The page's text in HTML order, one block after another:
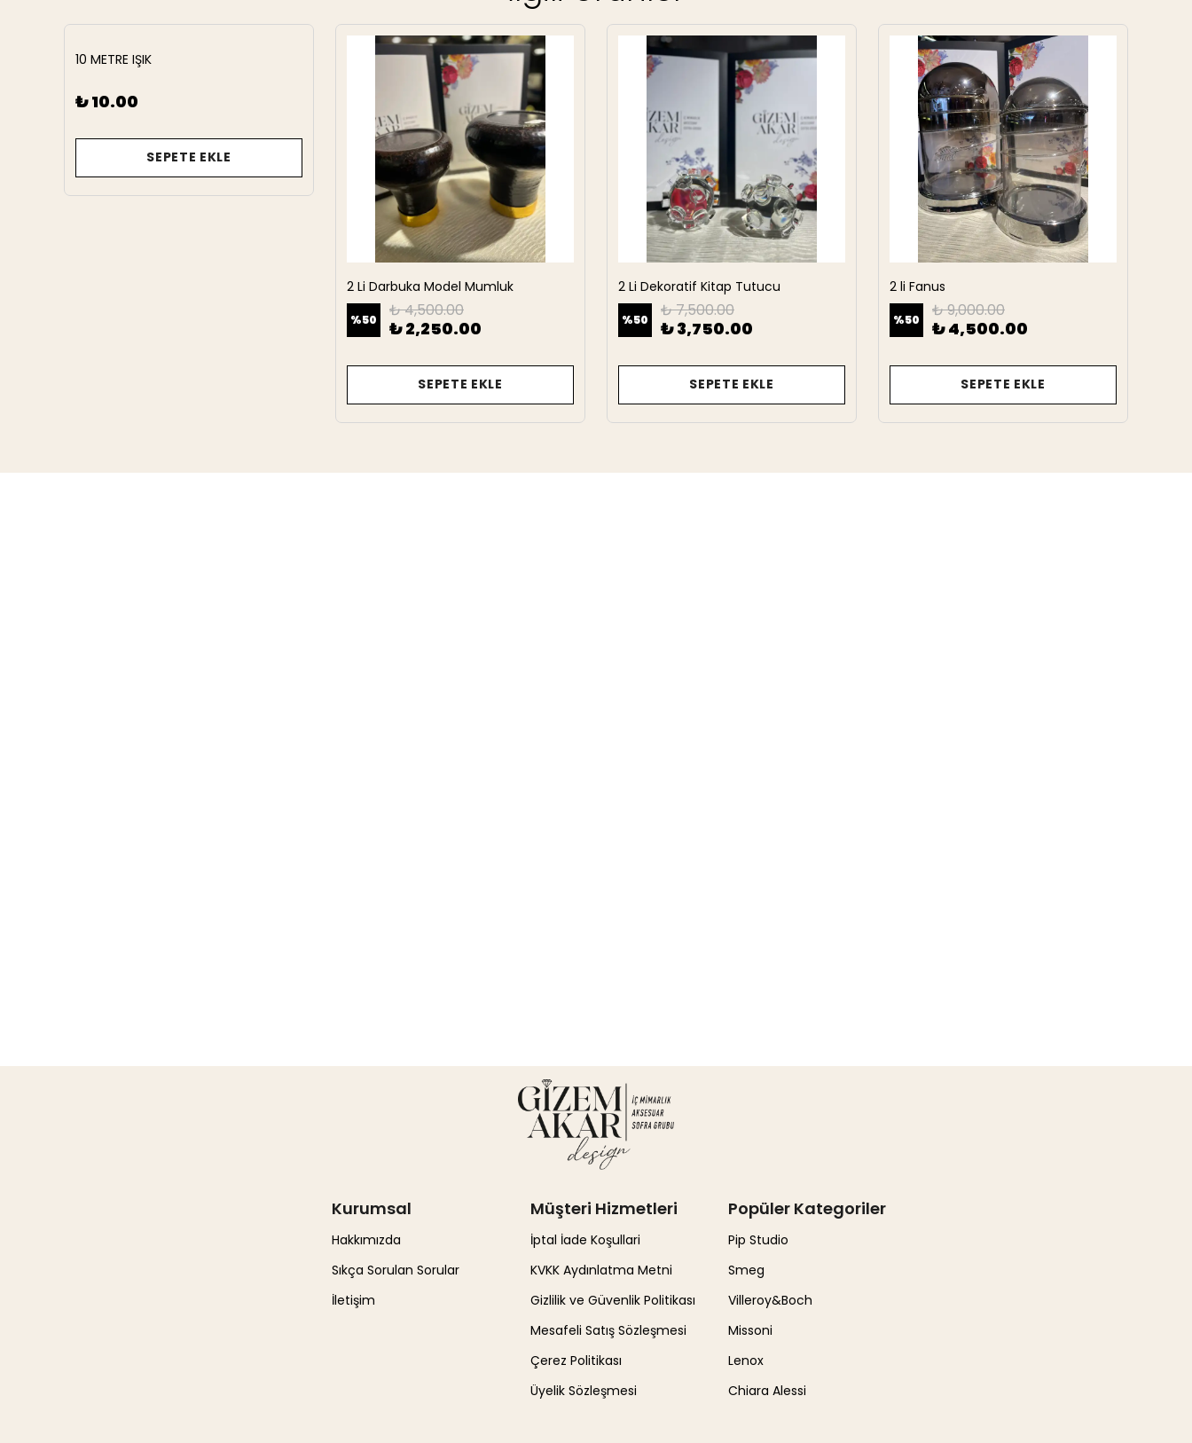
10 METRE IŞIK
₺ 10.00
SEPETE EKLE
2 Li Darbuka Model Mumluk
%50 ₺ 4,500.00
₺ 2,250.00
SEPETE EKLE
2 Li Dekoratif Kitap Tutucu
%50 ₺ 7,500.00
₺ 3,750.00
SEPETE EKLE
2 li Fanus
%50 ₺ 9,000.00
₺ 4,500.00
SEPETE EKLE
Kurumsal
Hakkımızda
Sıkça Sorulan Sorular
İletişim
Müşteri Hizmetleri
İptal İade Koşullari
KVKK Aydınlatma Metni
Gizlilik ve Güvenlik Politikası
Mesafeli Satış Sözleşmesi
Çerez Politikası
Üyelik Sözleşmesi
Popüler Kategoriler
Pip Studio
Smeg
Villeroy&Boch
Missoni
Lenox
Chiara Alessi